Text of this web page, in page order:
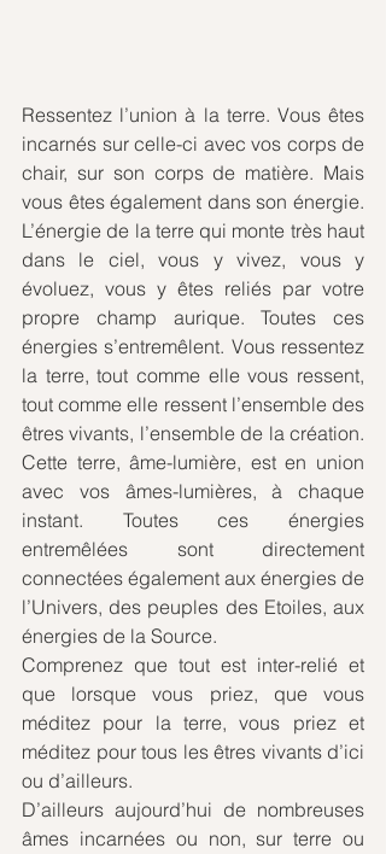
Ressentez l’union à la terre. Vous êtes
incarnés sur celle-ci avec vos corps de
chair, sur son corps de matière. Mais
vous êtes également dans son énergie.
L’énergie de la terre qui monte très haut
dans le ciel, vous y vivez, vous y
évoluez, vous y êtes reliés par votre
propre champ aurique. Toutes ces
énergies s’entremêlent. Vous ressentez
la terre, tout comme elle vous ressent,
tout comme elle ressent l’ensemble des
êtres vivants, l’ensemble de la création.
Cette terre, âme-lumière, est en union
avec vos âmes-lumières, à chaque
instant. Toutes ces énergies
entremêlées sont directement
connectées également aux énergies de
l’Univers, des peuples des Etoiles, aux
énergies de la Source.
Comprenez que tout est inter-relié et
que lorsque vous priez, que vous
méditez pour la terre, vous priez et
méditez pour tous les êtres vivants d’ici
ou d’ailleurs.
D’ailleurs aujourd’hui de nombreuses
âmes incarnées ou non, sur terre ou